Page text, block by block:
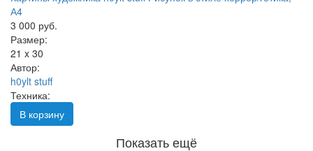
А4
3 000 руб.
Размер:
21 x 30
Автор:
h0ylt stuff
Техника:
В корзину
Показать ещё